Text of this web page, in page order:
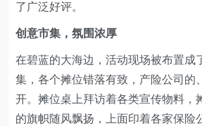
了广泛好评。
创意市集，氛围浓厚
在碧蓝的大海边，活动现场被布置成
集，各个摊位错落有致 ， 产险公司的
开。摊位桌上拜访着各类宣传物料，
的旗帜随风飘扬，上面印着各家保险